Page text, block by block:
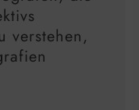
verstehen,